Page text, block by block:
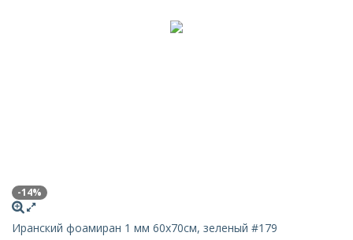
-14%
Иранский фоамиран 1 мм 60х70см, зеленый #179